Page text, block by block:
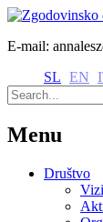
E-mail:
SL EN
Menu
Društvo